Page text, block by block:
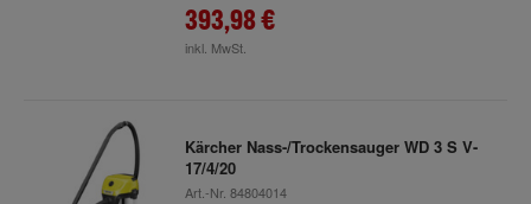
393,98 €
inkl. MwSt.
Kärcher Nass-/Trockensauger WD 3 S V-
17/4/20
Art.-Nr. 84804014